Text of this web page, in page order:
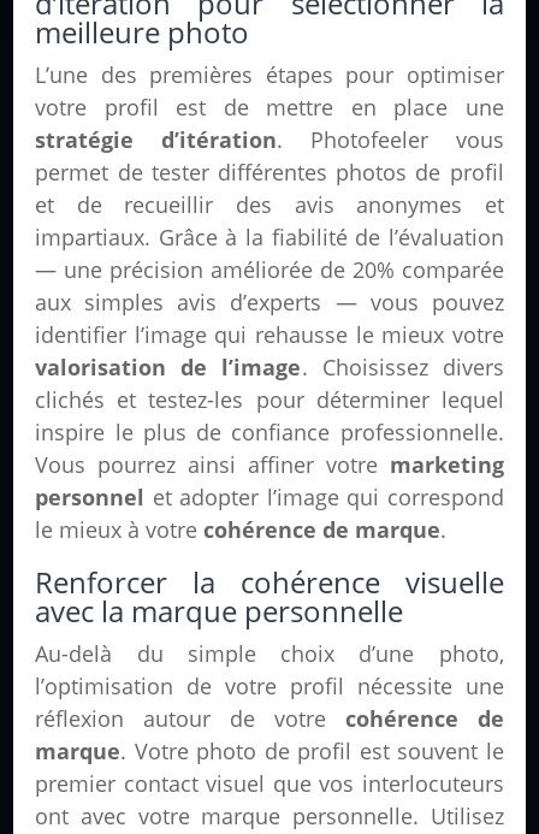
meilleure photo
L’une des premières étapes pour optimiser
votre profil est de mettre en place une
stratégie d’itération. Photofeeler vous
permet de tester différentes photos de profil
et de recueillir des avis anonymes et
impartiaux. Grâce à la fiabilité de l’évaluation
— une précision améliorée de 20% comparée
aux simples avis d’experts — vous pouvez
identifier l’image qui rehausse le mieux votre
valorisation de l’image. Choisissez divers
clichés et testez-les pour déterminer lequel
inspire le plus de confiance professionnelle.
Vous pourrez ainsi affiner votre marketing
personnel et adopter l’image qui correspond
le mieux à votrecohérence de marque.
Renforcer la cohérence visuelle
avec la marque personnelle
Au-delà du simple choix d’une photo,
l’optimisation de votre profil nécessite une
réflexion autour de votre cohérence de
marque. Votre photo de profil est souvent le
premier contact visuel que vos interlocuteurs
ont avec votre marque personnelle. Utilisez